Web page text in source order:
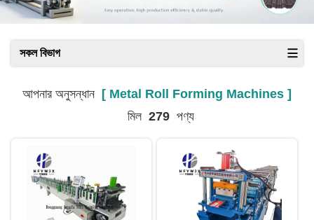
সকল বিভাগ
আপনার অনুসন্ধান [ Metal Roll Forming Machines ]
মিল 279পণ্য